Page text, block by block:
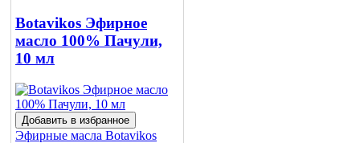
Botavikos Эфирное
масло 100% Пачули,
10 мл
Добавить в избранное
Эфирные масла Botavikos